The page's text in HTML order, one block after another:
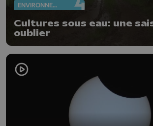
ENVIRONNEMENT
Cultures sous eau: une
oublier